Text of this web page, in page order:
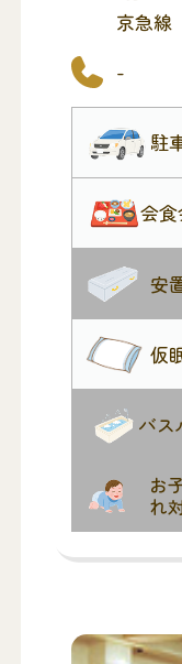
より徒歩7
も便利な斎場
京急線
-
駐
会
安
仮
バス
お
れ